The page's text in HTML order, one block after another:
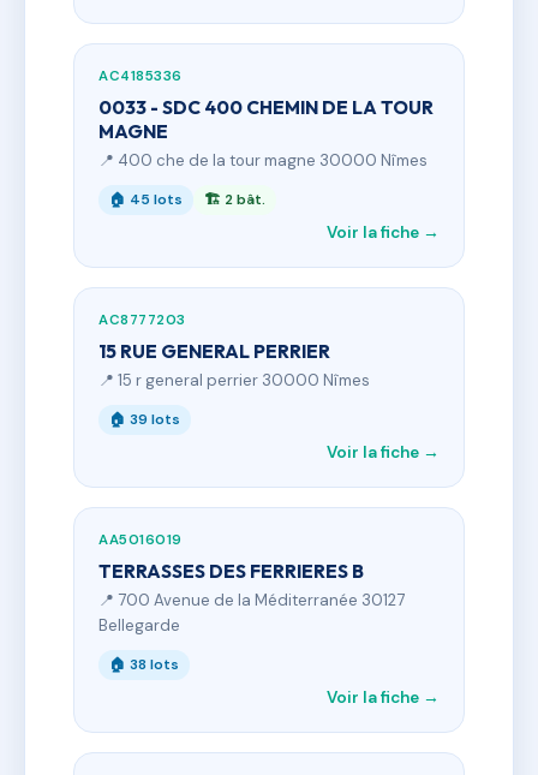
AC4185336
0033 - SDC 400 CHEMIN DE LA TOUR
MAGNE
📍 400 che de la tour magne 30000 Nîmes
🏠 45 lots 🏗 2 bât.
Voir la fiche →
AC8777203
15 RUE GENERAL PERRIER
📍 15 r general perrier 30000 Nîmes
🏠 39 lots
Voir la fiche →
AA5016019
TERRASSES DES FERRIERES B
📍 700 Avenue de la Méditerranée 30127
Bellegarde
🏠 38 lots
Voir la fiche →